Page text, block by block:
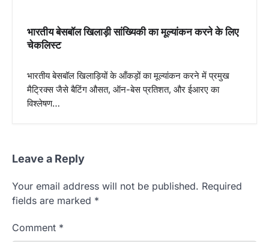
भारतीय बेसबॉल खिलाड़ी सांख्यिकी का मूल्यांकन करने के लिए
चेकलिस्ट
भारतीय बेसबॉल खिलाड़ियों के आँकड़ों का मूल्यांकन करने में प्रमुख
मैट्रिक्स जैसे बैटिंग औसत, ऑन-बेस प्रतिशत, और ईआरए का
विश्लेषण…
Leave a Reply
Your email address will not be published. Required
fields are marked *
Comment *